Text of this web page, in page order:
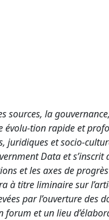
sources, la
évolu-tion rapide et
juridiques et socio-
Data et
et les axes de
à titre liminaire sur
par l’ouverture des
et un lieu